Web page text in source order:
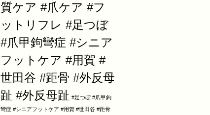
質ケア #爪ケア #フ
ットリフレ #足つぼ
#爪甲鉤彎症 #シニア
フットケア #用賀 #
世田谷 #距骨 #外反母
趾 #外反母趾 #足つぼ #爪甲鉤
彎症 #シニアフットケア #用賀 #世田谷 #距骨